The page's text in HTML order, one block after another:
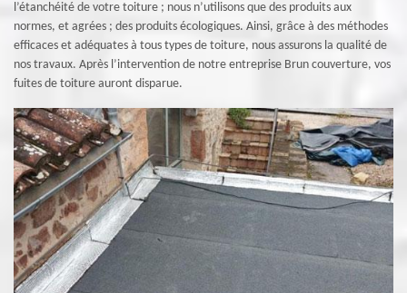
l’étanchéité de votre toiture ; nous n’utilisons que des produits aux
normes, et agrées ; des produits écologiques. Ainsi, grâce à des méthodes
efficaces et adéquates à tous types de toiture, nous assurons la qualité de
nos travaux. Après l’intervention de notre entreprise Brun couverture, vos
fuites de toiture auront disparue.